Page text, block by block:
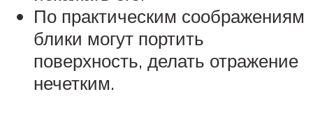
По практическим соображениям
блики могут портить
поверхность, делать отражение
нечетким.